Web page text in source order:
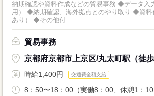
納期確認や資料作成などの貿易事務 ◆データ入力（専用ソフト使
用） ◆納期確認、海外拠点とのやり取り ◆資料
あり） ◆その他付...
貿易事務
京都府京都市上京区/丸太町駅（徒歩
時給1,400円 交通費全額支給
8：50〜18：00（実働8：00、休憩1：